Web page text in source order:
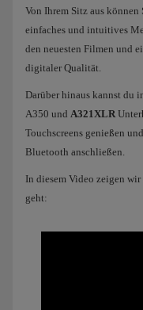
Von Ihrem Sitz aus
einfaches und intuitives
den neuesten Filmen und
digitaler Qualität.
Darüber hinaus kannst du
A350 und A321XLR
Touchscreens genießen
Bluetooth anschließen.
In diesem Video zeigen
geht: